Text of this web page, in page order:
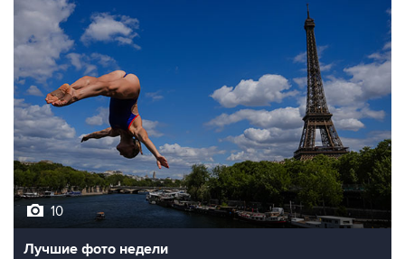
10
Лучшие фото недели